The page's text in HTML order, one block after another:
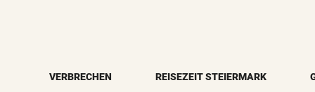
VERBRECHEN REISEZEIT STEIERMARK